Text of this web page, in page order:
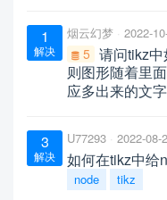
1
解决
烟云幻梦 2022-
5 请问tikz
则图形随着里
应多出来的文
3
解决
U77293 2022-08-
如何在tikz中给
node tikz